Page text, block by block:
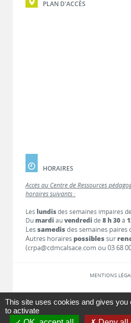
PLAN D'ACCÈS
HORAIRES
Accès au Centre de Ressources
horaires suivants :
Les lundisdes semaines impaires de
Dumardi auvendredi de 8 h 30à
Lessamedisdes semaines paires
Autres horaires possiblessur
(crpa@cdmcalsace.com ou 03 68
MENTIONS
LIENS
This site uses cookies and gives you
to activate